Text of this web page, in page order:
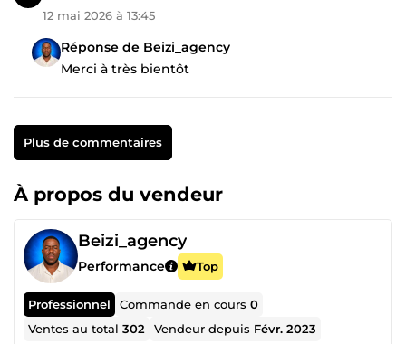
12 mai 2026 à 13:45
Réponse de Beizi_agency
Merci à très bientôt
Plus de commentaires
À propos du vendeur
Beizi_agency
Performance Top
Professionnel Commande en cours0
Ventes au total302 Vendeur depuis Févr. 2023